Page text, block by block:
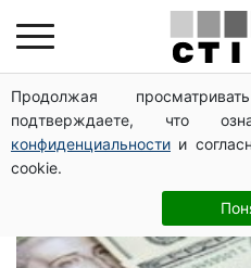
Продолжая
подтверждаете, что
конфиденциальности и
cookie.
евро